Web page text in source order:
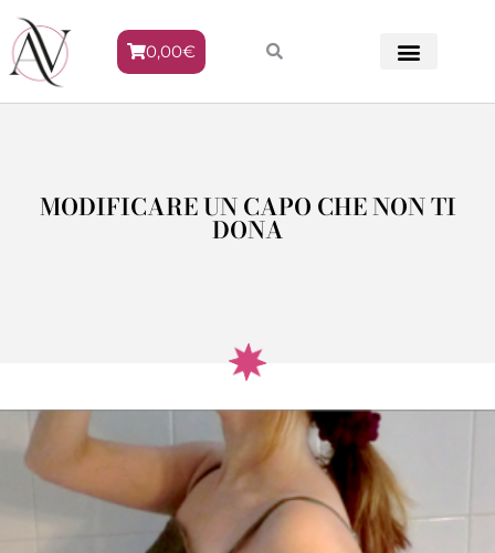
0,00€
MODIFICARE UN CAPO CHE NON TI
DONA